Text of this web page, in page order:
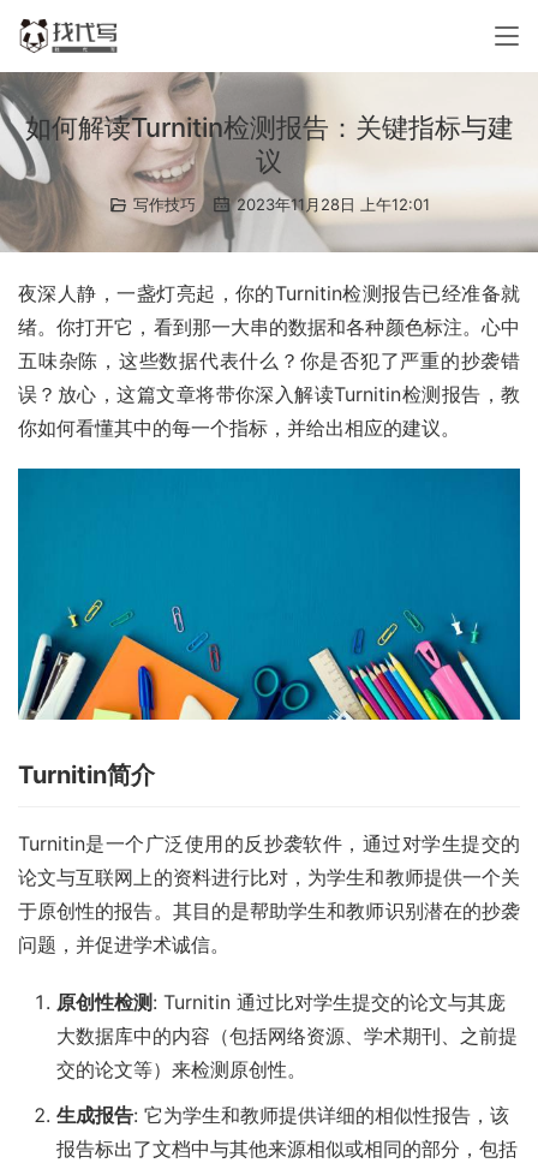
如何解读Turnitin检测报告：关键指标与建
议
写作技巧 2023年11月28日 上午12:01
夜深人静，一盏灯亮起，你的Turnitin检测报告已经准备就
绪。你打开它，看到那一大串的数据和各种颜色标注。心中
五味杂陈，这些数据代表什么？你是否犯了严重的抄袭错
误？放心，这篇文章将带你深入解读Turnitin检测报告，教
你如何看懂其中的每一个指标，并给出相应的建议。
Turnitin简介
Turnitin是一个广泛使用的反抄袭软件，通过对学生提交的
论文与互联网上的资料进行比对，为学生和教师提供一个关
于原创性的报告。其目的是帮助学生和教师识别潜在的抄袭
问题，并促进学术诚信。
原创性检测 : Turnitin 通过比对学生提交的论文与其庞
大数据库中的内容（包括网络资源、学术期刊、之前提
交的论文等）来检测原创性。
生成报告: 它为学生和教师提供详细的相似性报告，该
报告标出了文档中与其他来源相似或相同的部分，包括